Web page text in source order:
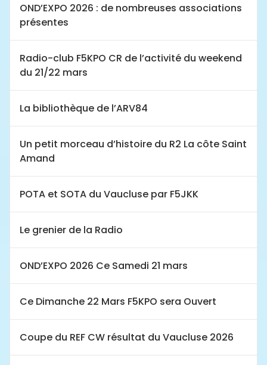
OND’EXPO 2026 : de nombreuses associations
présentes
Radio-club F5KPO CR de l’activité du weekend
du 21/22 mars
La bibliothèque de l’ARV84
Un petit morceau d’histoire du R2 La côte Saint
Amand
POTA et SOTA du Vaucluse par F5JKK
Le grenier de la Radio
OND’EXPO 2026 Ce Samedi 21 mars
Ce Dimanche 22 Mars F5KPO sera Ouvert
Coupe du REF CW résultat du Vaucluse 2026